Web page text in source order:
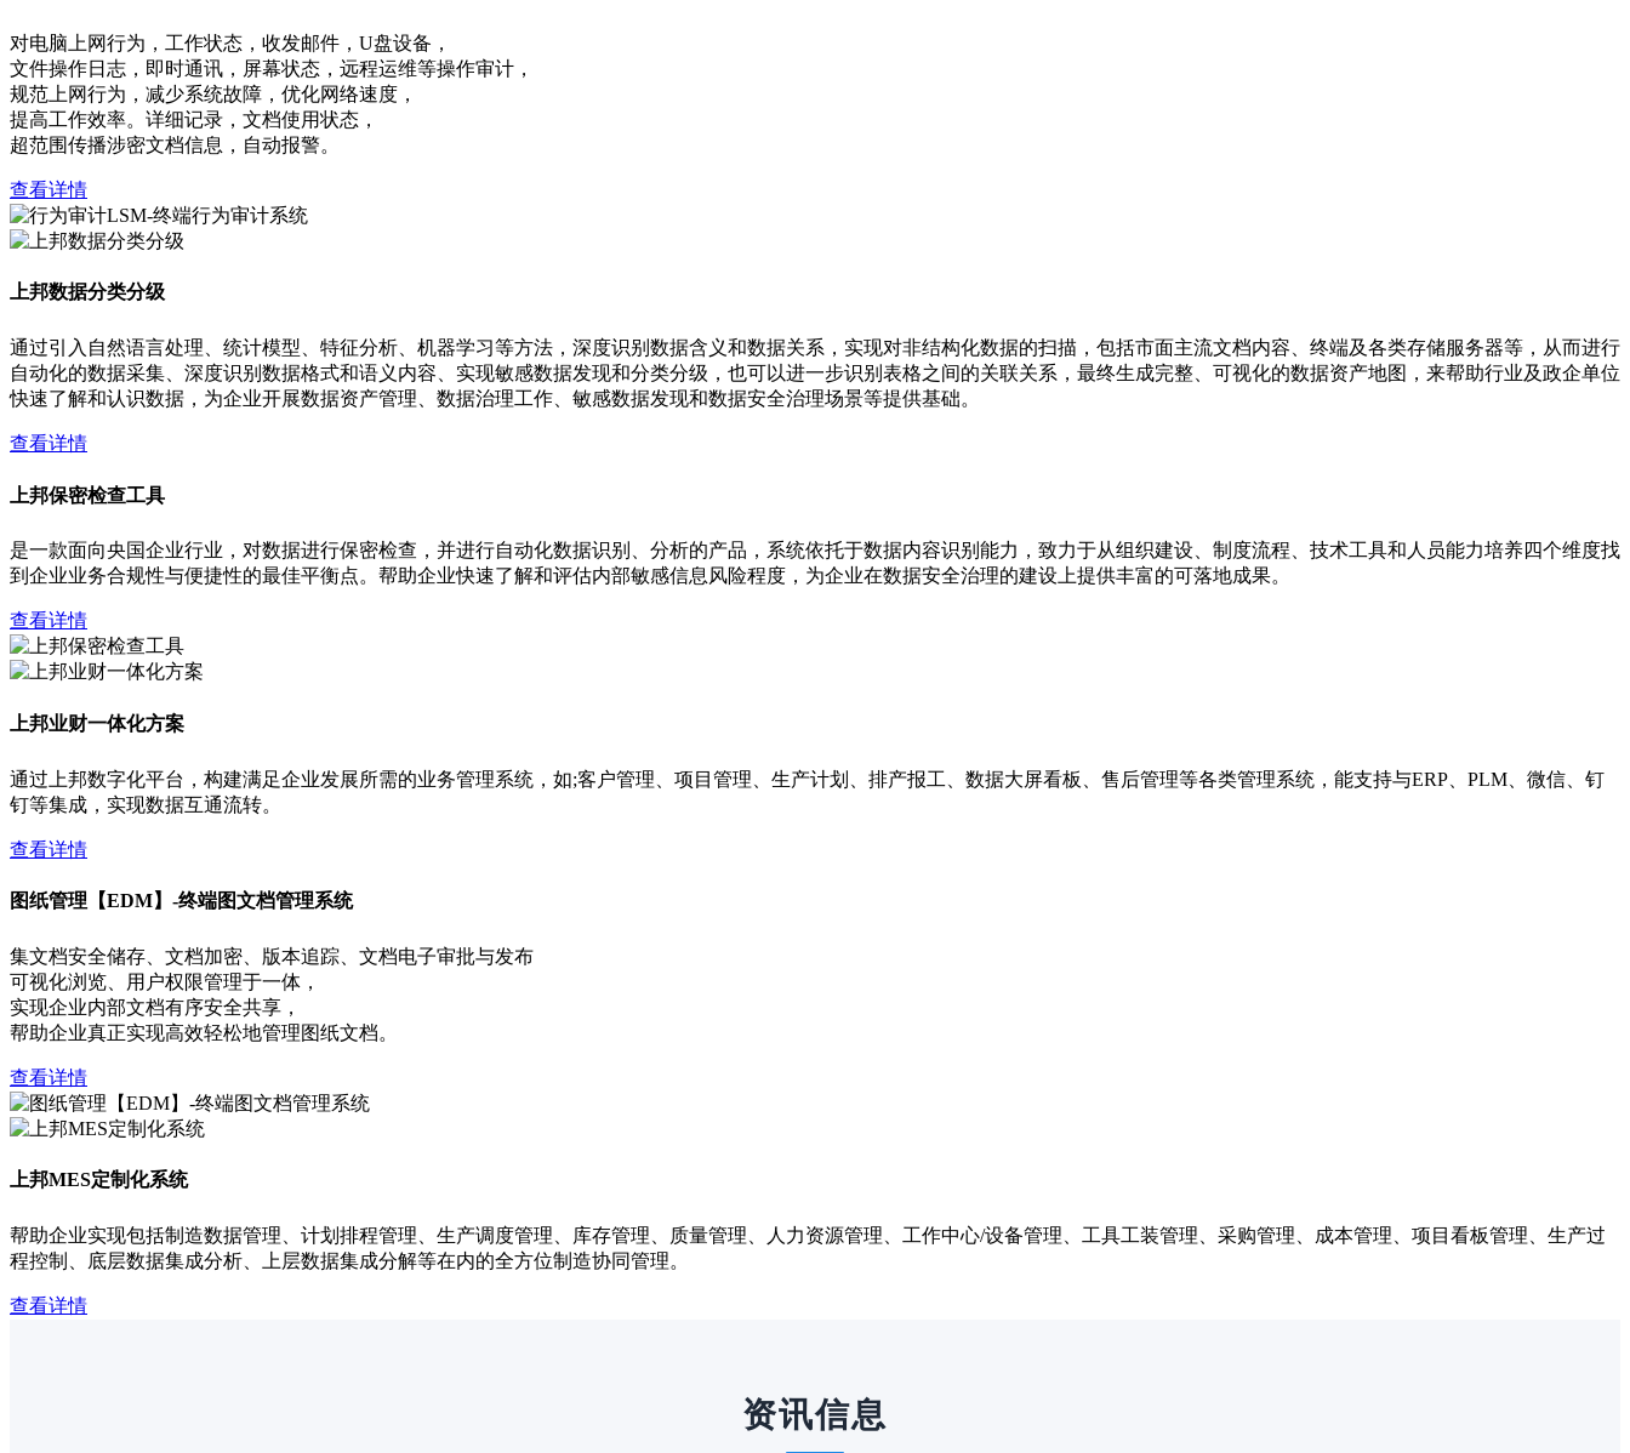
对电脑上网行为，工作状态，收发邮件，U盘设备，
文件操作日志，即时通讯，屏幕状态，远程运维等操作审计，
规范上网行为，减少系统故障，优化网络速度，
提高工作效率。详细记录，文档使用状态，
超范围传播涉密文档信息，自动报警。
查看详情
上邦数据分类分级
通过引入自然语言处理、统计模型、特征分析、机器学习等方法，深度识别数据含义和数据关系，实现对非结构化数据的扫描，包括市面主流文档内容、终端及各类存储服务器等，从而进行
自动化的数据采集、深度识别数据格式和语义内容、实现敏感数据发现和分类分级，也可以进一步识别表格之间的关联关系，最终生成完整、可视化的数据资产地图，来帮助行业及政企单位
快速了解和认识数据，为企业开展数据资产管理、数据治理工作、敏感数据发现和数据安全治理场景等提供基础。
查看详情
上邦保密检查工具
是一款面向央国企业行业，对数据进行保密检查，并进行自动化数据识别、分析的产品，系统依托于数据内容识别能力，致力于从组织建设、制度流程、技术工具和人员能力培养四个维度找
到企业业务合规性与便捷性的最佳平衡点。帮助企业快速了解和评估内部敏感信息风险程度，为企业在数据安全治理的建设上提供丰富的可落地成果。
查看详情
上邦业财一体化方案
通过上邦数字化平台，构建满足企业发展所需的业务管理系统，如;客户管理、项目管理、生产计划、排产报工、数据大屏看板、售后管理等各类管理系统，能支持与ERP、PLM、微信、钉
钉等集成，实现数据互通流转。
查看详情
图纸管理【EDM】-终端图文档管理系统
集文档安全储存、文档加密、版本追踪、文档电子审批与发布
可视化浏览、用户权限管理于一体，
实现企业内部文档有序安全共享，
帮助企业真正实现高效轻松地管理图纸文档。
查看详情
上邦MES定制化系统
帮助企业实现包括制造数据管理、计划排程管理、生产调度管理、库存管理、质量管理、人力资源管理、工作中心/设备管理、工具工装管理、采购管理、成本管理、项目看板管理、生产过
程控制、底层数据集成分析、上层数据集成分解等在内的全方位制造协同管理。
查看详情
资讯信息